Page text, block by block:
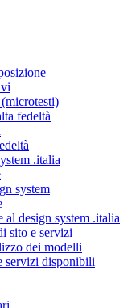
fedeltà
.italia
system
design system .italia
sito e servizi
dei modelli
servizi disponibili